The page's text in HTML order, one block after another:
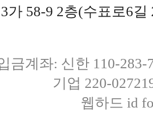
가 58-9 2층(수표로6
금계좌: 신한 110-
기업 220-
웹하드 id